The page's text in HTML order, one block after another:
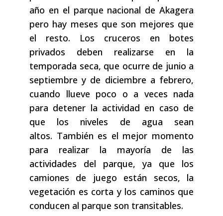
año en el parque nacional de Akagera
pero hay meses que son mejores que
el resto. Los cruceros en botes
privados deben realizarse en la
temporada seca, que ocurre de junio a
septiembre y de diciembre a febrero,
cuando llueve poco o a veces nada
para detener la actividad en caso de
que los niveles de agua sean
altos. También es el mejor momento
para realizar la mayoría de las
actividades del parque, ya que los
camiones de juego están secos, la
vegetación es corta y los caminos que
conducen al parque son transitables.